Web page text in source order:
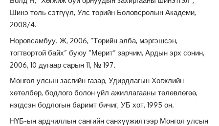
Шинэ толь сэтгүүл, Улс төрийн Боловсролын Академи,
2008/4.
Норовсамбуу. Ж, 2006, “Төрийн алба, мэргэшсэн,
тогтвортой байх” буюу “Мерит” зарчим, Ардын эрх сонин,
2006, 10 дугаар сарын 11, № 197.
Монгол улсын засгийн газар, Удирдлагын Хөгжлийн
хөтөлбөр, бодлого болон үйл ажиллагааны төлөвлөгөө,
нэгдсэн бодлогын баримт бичиг, УБ хот, 1995 он.
НҮБ-ын ардчиллын сангийн санхүүжилтээр Монгол улсын